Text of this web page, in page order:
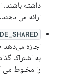
داشته باشند.
ارائه می دهند.
به اشتراک
را مخلوط می